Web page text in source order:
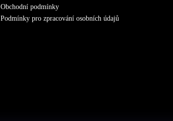
Obchodní podmínky
Podmínky pro zpracování osobních údajů